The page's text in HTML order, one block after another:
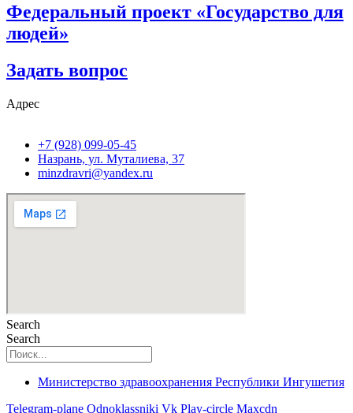
Федеральный проект «Государство для
людей»
Задать вопрос
Адрес
+7 (928) 099-05-45
Назрань, ул. Муталиева, 37
minzdravri@yandex.ru
Search
Search
Министерство здравоохранения Республики Ингушетия
Telegram-plane Odnoklassniki Vk Play-circle Maxcdn